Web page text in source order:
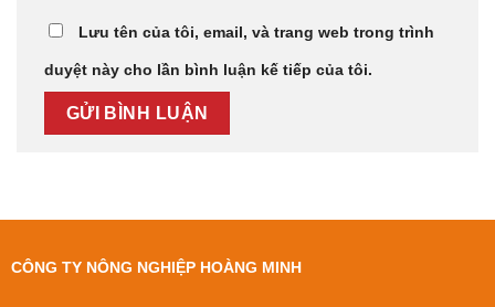
Lưu tên của tôi, email, và trang web trong trình
duyệt này cho lần bình luận kế tiếp của tôi.
CÔNG TY NÔNG NGHIỆP HOÀNG MINH